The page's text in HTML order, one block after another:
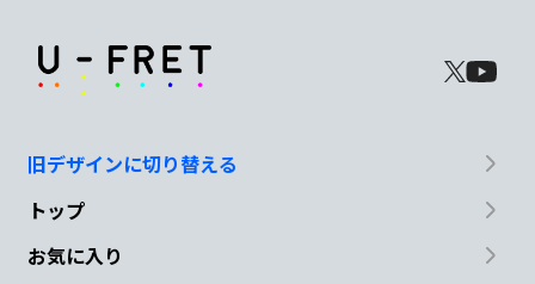
旧デザインに切り替える
トップ
お気に入り